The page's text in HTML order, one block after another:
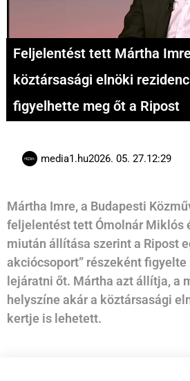
Feljelentést tett Mártha
köztársasági elnöki
figyelhette meg őt a Ripost
media1.hu2026. 05. 27.12:29
Mártha Imre, a Budapesti
feljelentést tett Ómolnár Miklós
miután állítása szerint a Ripost
akciócsoport” részeként figyelte
lejáratni őt. Mártha azt állítja, a
helyszíne akár a köztársasági
kertje is lehetett.